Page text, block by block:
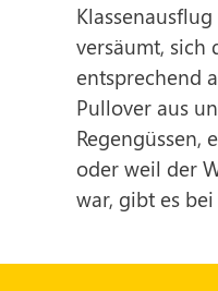
versäumt, sich
entsprechend
Pullover aus
Regengüssen,
oder weil der
war, gibt es